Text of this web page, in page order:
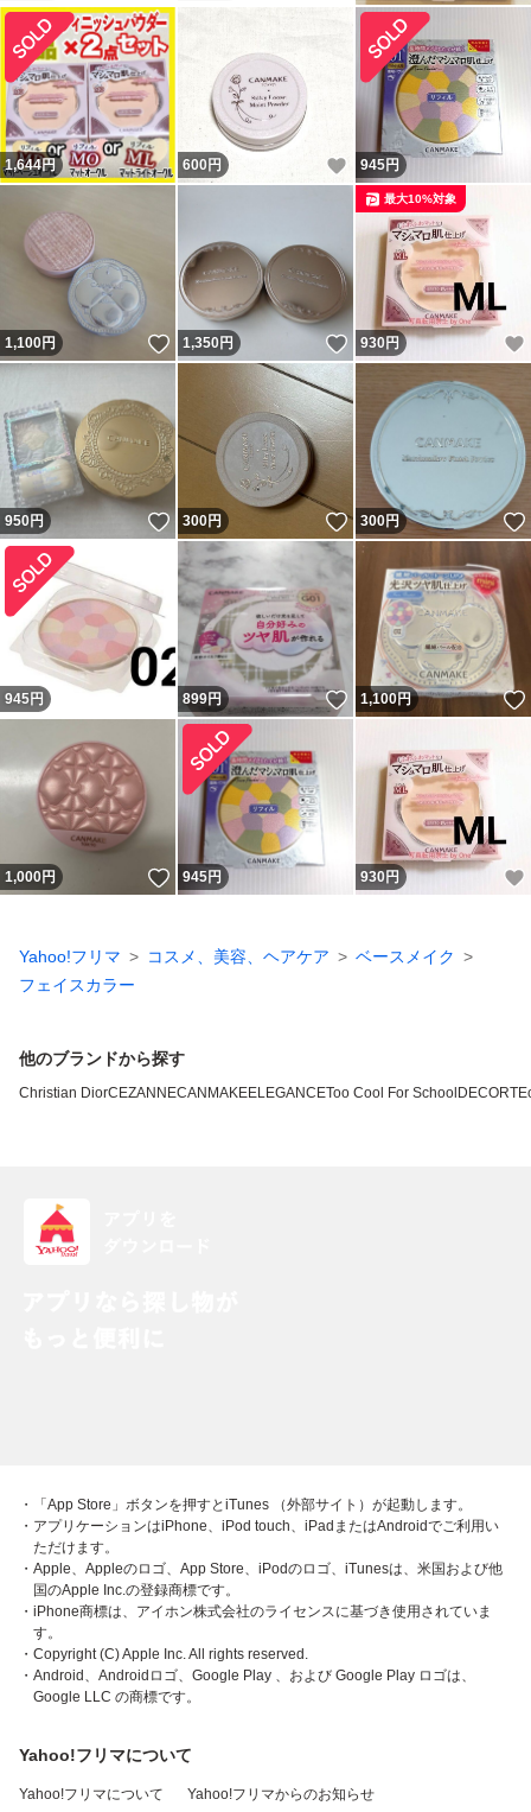
1,644円 600 円 いいね！
945円
1,100円 いいね！
1,350円 いいね！
930円
最大10%対象
950円 いいね！
300円 いいね！
300円
945円 899円 いいね！
1,100円
1,000円 いいね！
945円 930円
Yahoo!フリマ コスメ、美容、ヘアケア
ベースメイク
フェイスカラー
他のブランドから探す
Christian DiorCEZANNECANMAKEELEGANCEToo Cool For School DECORTE
・「App Store」ボタンを押すとiTunes （外部サイト）が起動します。
・アプリケーションはiPhone、iPod touch、iPadまたはAndroidでご利用い
ただけます。
・Apple、Appleのロゴ、App Store、iPodのロゴ、iTunesは、米国および他
国のApple Inc.の登録商標です。
・iPhone商標は、アイホン株式会社のライセンスに基づき使用されていま
す。
・Copyright (C) Apple Inc. All rights reserved.
・Android、Androidロゴ、Google Play 、および Google Play ロゴは、
Google LLC の商標です。
Yahoo!フリマについて
Yahoo!フリマについて Yahoo!フリマからのお知らせ